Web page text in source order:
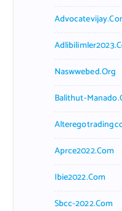
Naswwebed.org
Balithut-
Aprce2022.com
Ibie2022.com
Sbcc-2022.com